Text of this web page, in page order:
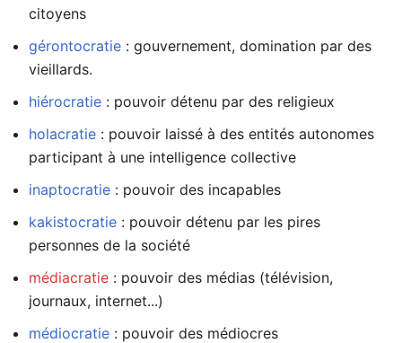
citoyens
gérontocratie : gouvernement, domination par des
vieillards.
hiérocratie : pouvoir détenu par des religieux
holacratie : pouvoir laissé à des entités autonomes
participant à une intelligence collective
inaptocratie : pouvoir des incapables
kakistocratie : pouvoir détenu par les pires
personnes de la société
médiacratie : pouvoir des médias (télévision,
journaux, internet...)
médiocratie : pouvoir des médiocres